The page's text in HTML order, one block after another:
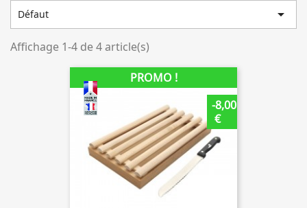
Défaut 
Affichage 1-4 de 4 article(s)
PROMO !
-8,00
€